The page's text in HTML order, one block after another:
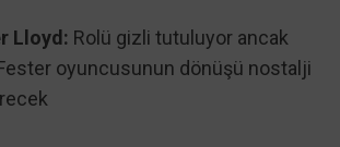
Lloyd: Rolü gizli tutuluyor ancak
oyuncusunun dönüşü nostalji